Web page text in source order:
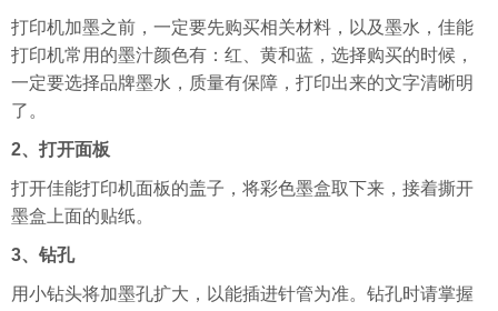
打印机加墨之前，一定要先购买相关材料，以及墨水，佳能
打印机常用的墨汁颜色有：红、黄和蓝，选择购买的时候，
一定要选择品牌墨水，质量有保障，打印出来的文字清晰明
了。
2、打开面板
打开佳能打印机面板的盖子，将彩色墨盒取下来，接着撕开
墨盒上面的贴纸。
3、钻孔
用小钻头将加墨孔扩大，以能插进针管为准。钻孔时请掌握